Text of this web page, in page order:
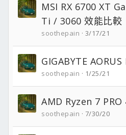
MSI RX 6700 XT
Ti / 3060 效能比較
soothepain 3/17/21
GIGABYTE
soothepain 1/25/21
AMD Ryzen 7
soothepain 7/30/20